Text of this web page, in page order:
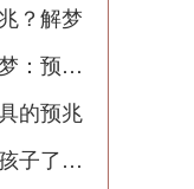
？解梦
梦见捡到怀表的周公解梦：预示着好运即将降临
的预兆
解梦：离婚、再婚、生孩子了，究竟怎么回事？